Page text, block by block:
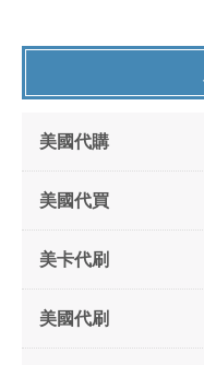
美國代購
美國代買
美卡代刷
美國代刷